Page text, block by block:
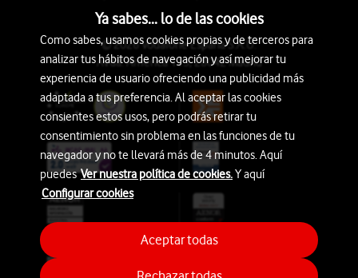
© 2026 Vodafone España S.A.U.
Avda. América 115, 28042 Madrid
Ya sabes... lo de las cookies
Como sabes, usamos cookies propias y de terceros para
analizar tus hábitos de navegación y así mejorar tu
experiencia de usuario ofreciendo una publicidad más
adaptada a tus preferencia. Al aceptar las cookies
consientes estos usos, pero podrás retirar tu
consentimiento sin problema en las funciones de tu
navegador y no te llevará más de 4 minutos. Aquí
puedesVer nuestra política de cookies.Y aquí
Configurar cookies
Aceptar todas